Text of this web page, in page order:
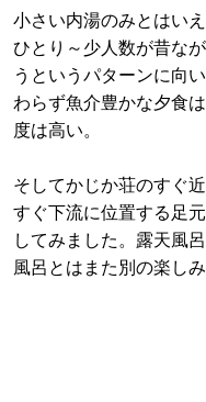
小さい内湯のみとはい
ひとり～少人数が昔な
うというパターンに向
わらず魚介豊かな夕食
度は高い。
そしてかじか荘のすぐ
すぐ下流に位置する足
してみました。露天風
風呂とはまた別の楽しみ